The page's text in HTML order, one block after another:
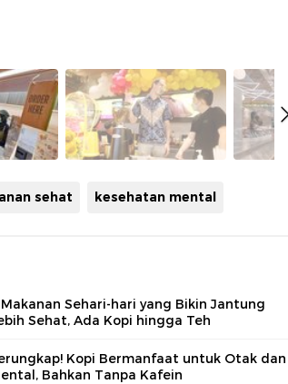
sehat kesehatan mental
Sehari-hari yang Bikin Jantung
Sehat, Ada Kopi hingga Teh
Kopi Bermanfaat untuk Otak dan
Bahkan Tanpa Kafein